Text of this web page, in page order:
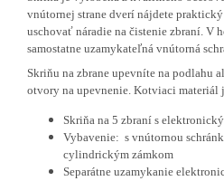
vnútornej strane dverí nájdete
uschovať náradie na čistenie zbraní. V
samostatne uzamykateľná vnútorná
Skriňu na zbrane upevníte na podlahu
otvory na upevnenie. Kotviaci materiál
Skriňa na 5 zbraní s
Vybavenie: s vnútornou
cylindrickým zámkom
Separátne uzamykanie